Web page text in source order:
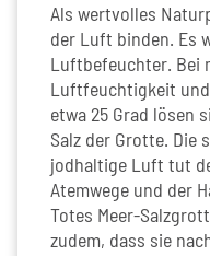
Als wertvolles
der Luft binden. Es
Luftbefeuchter. Bei
Luftfeuchtigkeit
etwa 25 Grad lösen
Salz der Grotte. Die
jodhaltige Luft tut
Atemwege und der
Totes Meer-
zudem, dass sie